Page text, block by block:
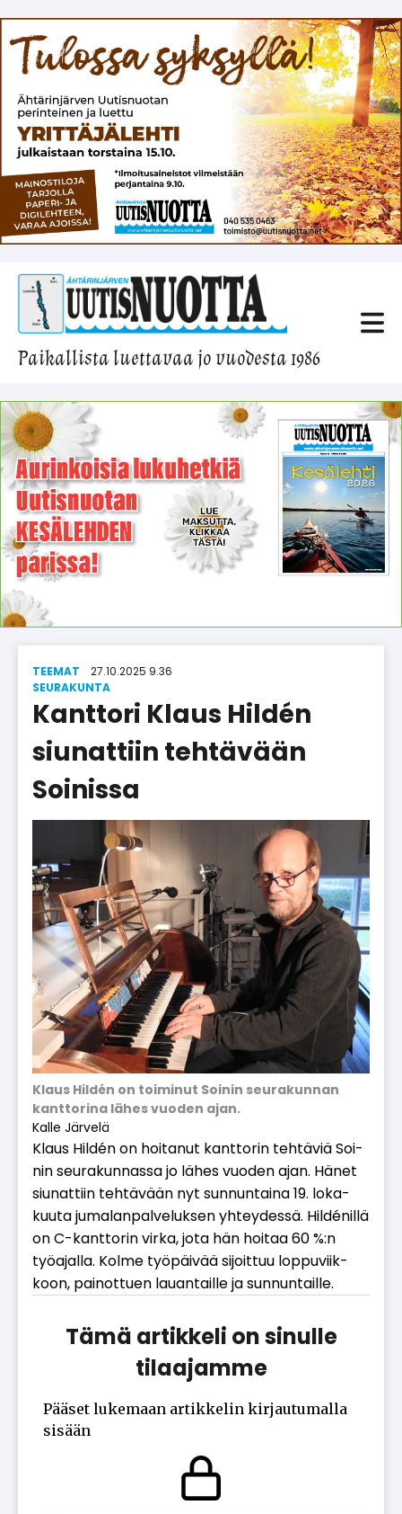
Paikallista luettavaa jo vuodesta 1986
TEEMAT
27.10.2025 9.36
SEU­RA­KUN­TA
Kanttori Klaus Hildén
siunattiin tehtävään
Soinissa
Klaus Hildén on toiminut Soinin seurakunnan
kanttorina lähes vuoden ajan.
Kalle Järvelä
Klaus Hildén on hoi­ta­nut kant­to­rin teh­tä­viä Soi­
nin seu­ra­kun­nas­sa jo lä­hes vuo­den ajan. Hä­net
siu­nat­tiin teh­tä­vään nyt sun­nun­tai­na 19. lo­ka­
kuu­ta ju­ma­lan­pal­ve­luk­sen yh­tey­des­sä. Hildé­nil­lä
on C-kant­to­rin vir­ka, jota hän hoi­taa 60 %:n
työ­a­jal­la. Kol­me työ­päi­vää si­joit­tuu lop­pu­viik­
koon, pai­not­tu­en lau­an­tail­le ja sun­nun­tail­le.
Tämä artikkeli on sinulle
tilaajamme
Pääset lukemaan artikkelin kirjautumalla
sisään